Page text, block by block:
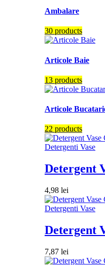
Ambalare
30 products
Articole Baie
13 products
Articole
22 products
Detergenti Vase
Detergent
4,98 lei
Detergenti Vase
Detergent
7,87 lei